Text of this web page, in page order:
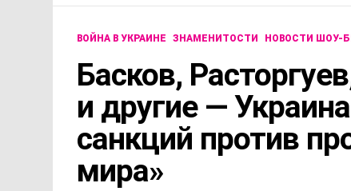
ВОЙНА В УКРАИНЕ ЗНАМЕНИТОСТИ НОВОСТИ ШОУ-
Басков,
и другие —
санкций против
мира»